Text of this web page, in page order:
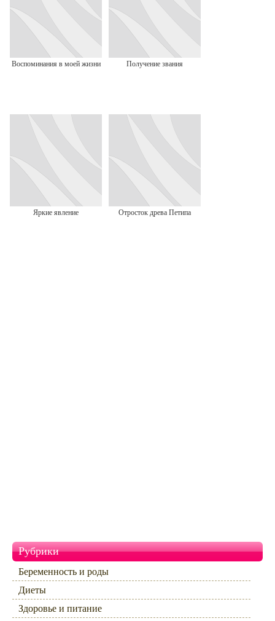
Воспоминания в моей жизни Получение звания
Яркие явление Отросток древа Петипа
Рубрики
Беременность и роды
Диеты
Здоровье и питание